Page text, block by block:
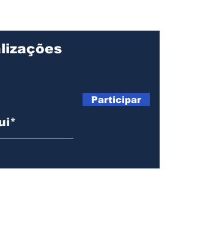
Tributária e uso de IA
Participar